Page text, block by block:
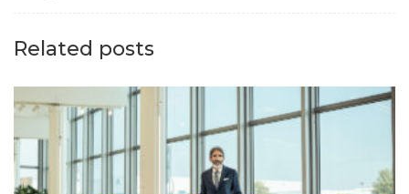
Related posts